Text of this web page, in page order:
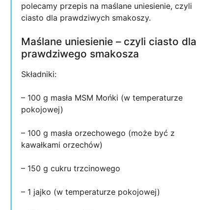
polecamy przepis na maślane uniesienie, czyli
ciasto dla prawdziwych smakoszy.
Maślane uniesienie – czyli ciasto dla
prawdziwego smakosza
Składniki:
– 100 g masła MSM Mońki (w temperaturze
pokojowej)
– 100 g masła orzechowego (może być z
kawałkami orzechów)
– 150 g cukru trzcinowego
– 1 jajko (w temperaturze pokojowej)